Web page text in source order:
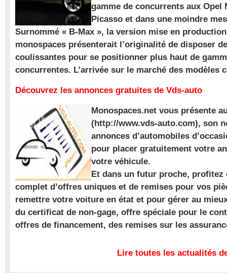
gamme de concurrents aux Opel
Picasso et dans une moindre
Surnommé « B-Max », la version mise en
monospaces présenterait l’originalité de disposer
coulissantes pour se positionner plus haut de
concurrentes. L’arrivée sur le marché des modèles
Découvrez les annonces gratuites de Vds-auto
Monospaces.net vous présente
(http://www.vds-auto.com), son
annonces d’automobiles
pour placer gratuitement votre
votre véhicule.
Et dans un futur proche, profitez
complet d’offres uniques et de remises pour vos
remettre votre voiture en état et pour gérer au
du certificat de non-gage, offre spéciale pour le
offres de financement, des remises sur les
Lire toutes les actualités